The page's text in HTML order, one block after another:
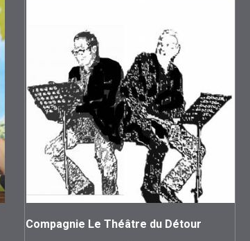
Compagnie Le Théâtre du Détour